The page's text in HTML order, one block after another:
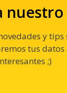
y
tus datos
;)